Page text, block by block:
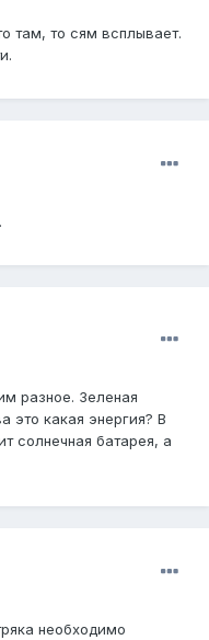
там, то сям всплывает.
разное. Зеленая
это какая энергия? В
солнечная батарея, а
необходимо